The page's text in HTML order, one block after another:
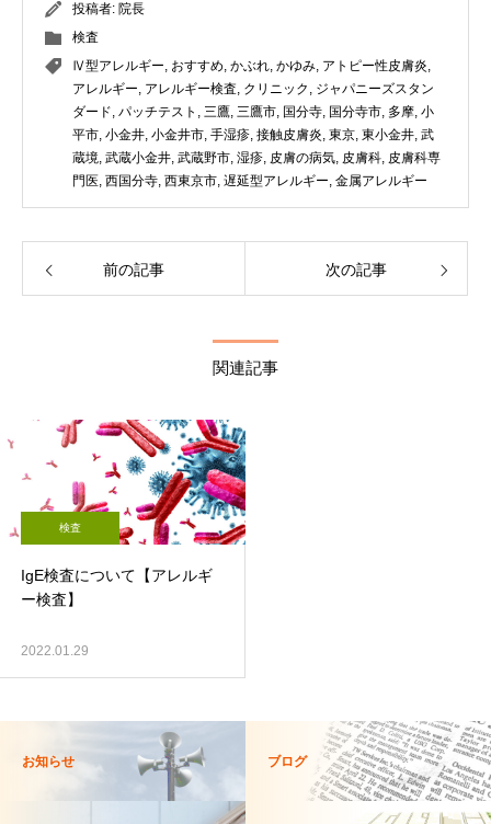
投稿者: 院長
検査
Ⅳ型アレルギー, おすすめ, かぶれ, かゆみ, アトピー性皮膚炎,
アレルギー, アレルギー検査, クリニック , ジャパニーズスタン
ダード, パッチテスト , 三鷹, 三鷹市, 国分寺, 国分寺市, 多摩, 小
平市, 小金井, 小金井市, 手湿疹, 接触皮膚炎, 東京, 東小金井, 武
蔵境, 武蔵小金井, 武蔵野市, 湿疹, 皮膚の病気, 皮膚科, 皮膚科専
門医, 西国分寺, 西東京市, 遅延型アレルギー, 金属アレルギー
前の記事 次の記事
関連記事
検査
IgE検査について【アレルギ
ー検査】
2022.01.29
お知らせ ブログ